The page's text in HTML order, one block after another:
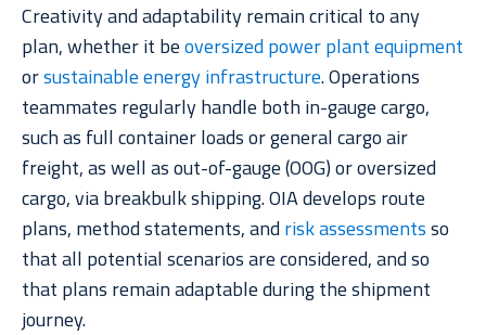
Creativity and adaptability remain critical to any
plan, whether it beoversized power plant equipment
orsustainable energy infrastructure.Operations
teammates regularly handle both in-gauge cargo,
such as full container loads or general cargo air
freight, as well as out-of-gauge (OOG) or oversized
cargo, via breakbulk shipping. OIA develops route
plans, method statements, and risk assessmentsso
that all potential scenarios are considered, and so
that plans remain adaptable during the shipment
journey.